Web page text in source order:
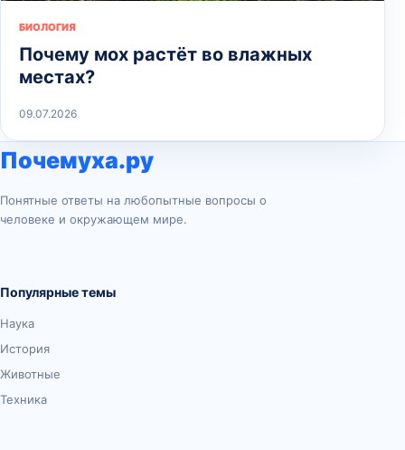
БИОЛОГИЯ
Почему мох растёт во влажных
местах?
09.07.2026
Почемуха.ру
Понятные ответы на любопытные вопросы о
человеке и окружающем мире.
Популярные темы
Наука
История
Животные
Техника